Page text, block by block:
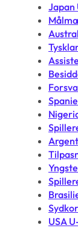
Japan
USA